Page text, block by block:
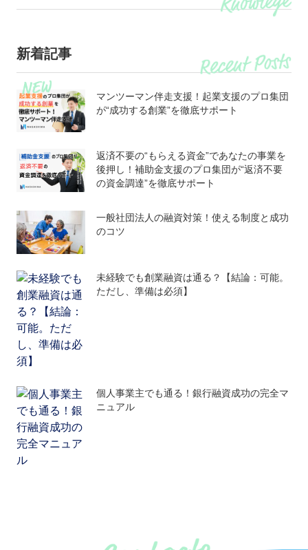
新着記事
マンツーマン伴走支援！起業支援のプロ集団
が“成功する創業”を徹底サポート
返済不要の“もらえる資金”であなたの事業を
後押し！補助金支援のプロ集団が“返済不要
の資金調達”を徹底サポート
一般社団法人の融資対策！使える制度と成功
のコツ
未経験でも創業融資は通る？【結論：可能。
ただし、準備は必須】
個人事業主でも通る！銀行融資成功の完全マ
ニュアル